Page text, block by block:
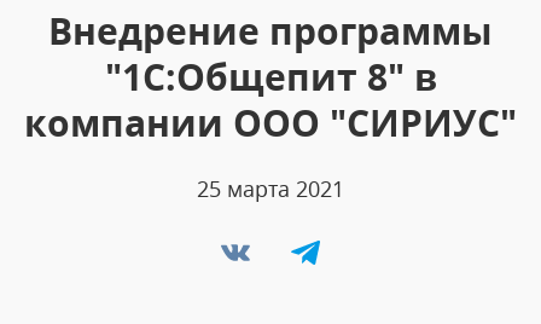
Внедрение программы
"1С:Общепит 8" в
компании ООО "СИРИУС"
25 марта 2021